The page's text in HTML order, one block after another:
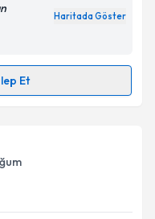
ilişkin
Aydınlatma
ediyorum.
Gönder
Haritada Göster
Et
takvimi talebi
almanız için bir
ile bilgilendireceğiz.